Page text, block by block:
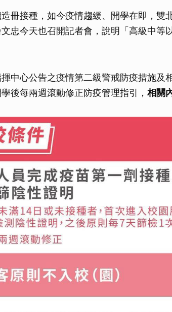
冊接種，如今疫情趨緩、開學在即，雙
忠今天也召開記者會，說明「高級中等
中心公告之疫情第二級警戒防疫措施及
後每兩週滾動修正防疫管理指引， 相關